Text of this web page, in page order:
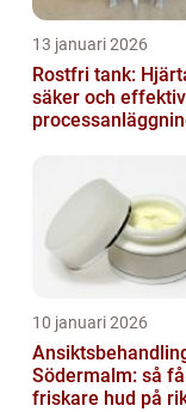
13 januari 2026
Rostfri tank:
säker och effektiv
10 januari 2026
Södermalm: så
friskare hud på